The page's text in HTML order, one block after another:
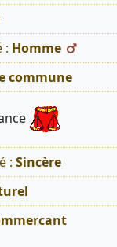
: Homme
commune
: Sincère